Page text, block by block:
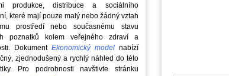
produkce, distribuce a sociálního
které mají pouze malý nebo žádný vztah
prostředí nebo současnému stavu
poznatků kolem veřejného zdraví a
Dokument Ekonomický modelnabízí
zjednodušený a rychlý náhled do této
Pro podrobnosti navštivte stránku